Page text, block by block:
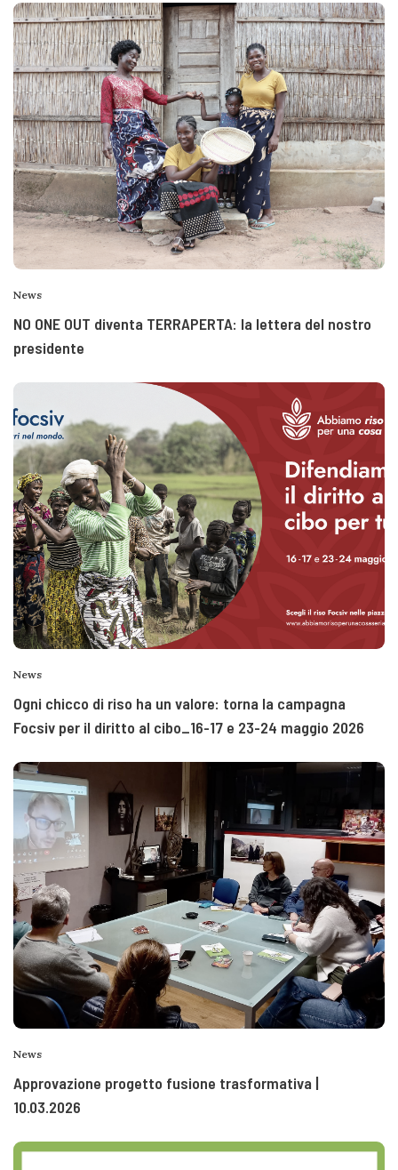
News
NO ONE OUT diventa TERRAPERTA: la lettera del nostro
presidente
News
Ogni chicco di riso ha un valore: torna la campagna
Focsiv per il diritto al cibo_16-17 e 23-24 maggio 2026
News
Approvazione progetto fusione trasformativa |
10.03.2026